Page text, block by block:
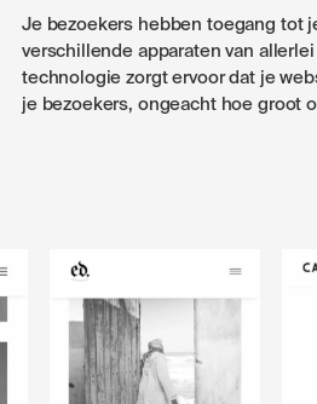
Je bezoekers hebben toegang tot
verschillende apparaten van
technologie zorgt ervoor dat je
je bezoekers, ongeacht hoe groot